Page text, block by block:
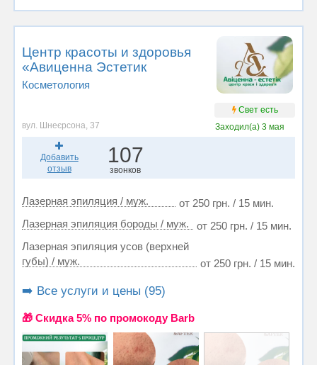
Центр красоты и здоровья
«Авиценна Эстетик
Косметология
Свет есть
вул. Шнеєрсона, 37
Заходил(а) 3 мая
Добавить
отзыв
107
звонков
Лазерная эпиляция / муж.
от 250 грн. / 15 мин.
Лазерная эпиляция бороды / муж.
от 250 грн. / 15 мин.
Лазерная эпиляция усов (верхней
губы) / муж.
от 250 грн. / 15 мин.
➡️ Все услуги и цены (95)
🎁 Cкидка 5% по промокоду Barb